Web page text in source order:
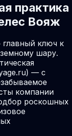
практика
Вояж
ключ к
шару.
— с
компании
роскошных